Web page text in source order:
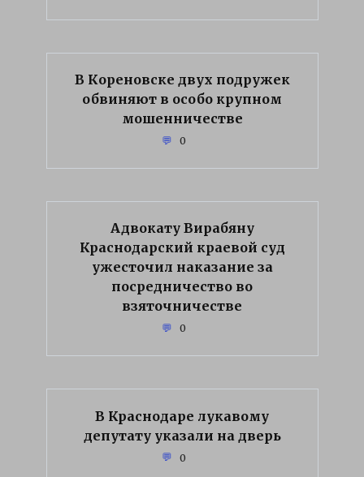
В Кореновске двух подружек
обвиняют в особо крупном
мошенничестве
0
Адвокату Вирабяну
Краснодарский краевой суд
ужесточил наказание за
посредничество во
взяточничестве
0
В Краснодаре лукавому
депутату указали на дверь
0